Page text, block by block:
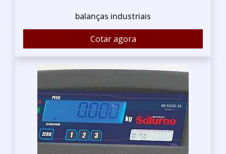
balanças industriais
Cotar agora